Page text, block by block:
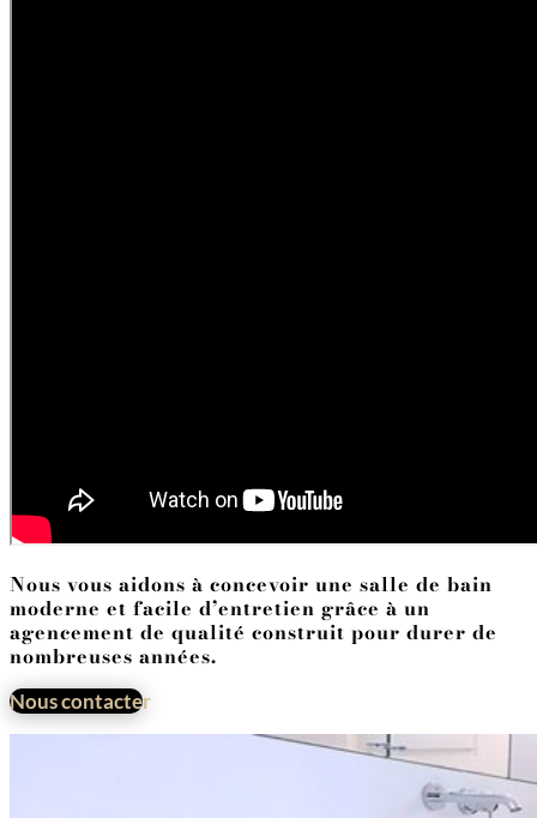
Nous vous aidons à concevoir une salle de bain
moderne et facile d’entretien grâce à un
agencement de qualité construit pour durer de
nombreuses années.
Nous contacter